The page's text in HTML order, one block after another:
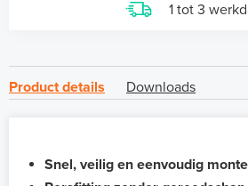
1 tot 3
Product details Downloads
Snel, veilig en eenvoudig